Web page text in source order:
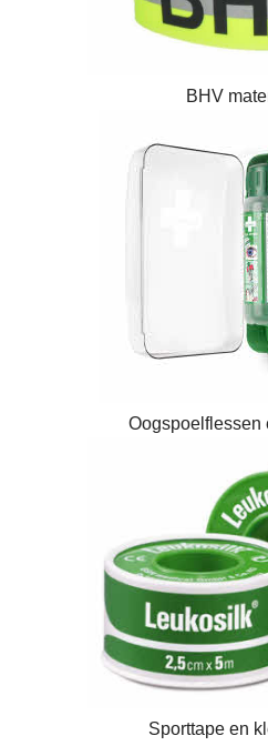
BHV
Oogspoelflessen
Sporttape en